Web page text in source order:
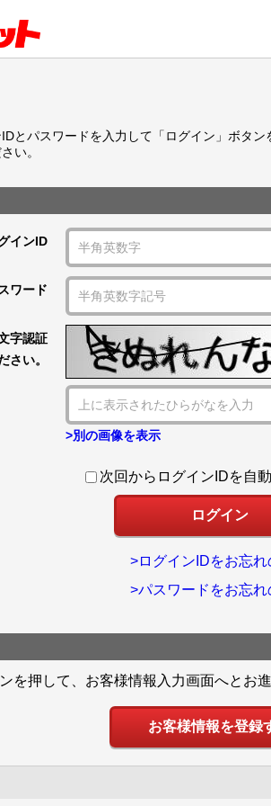
とパスワードを入力して「ログイン」ボタ
い。
インID
ワード
字認証
さい。
>別の画像を表示
次回からログインIDを自
>ログインIDをお忘れ
>パスワードをお忘れ
を押して、お客様情報入力画面へとお進
お客様情報を登録